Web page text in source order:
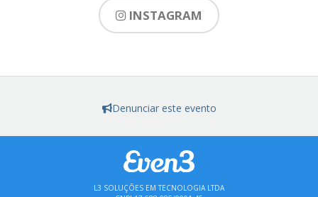
INSTAGRAM
Denunciar este evento
L3 SOLUÇÕES EM TECNOLOGIA LTDA